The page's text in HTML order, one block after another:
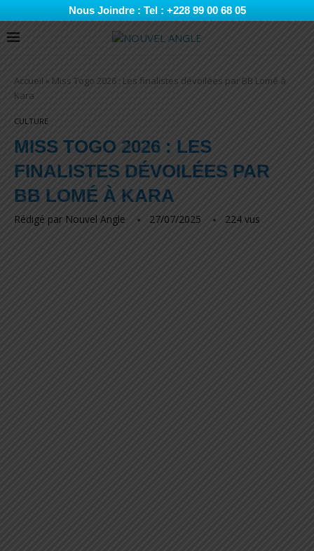
Nous Joindre : Tel : +228 99 00 68 05
Accueil » Miss Togo 2026 : Les finalistes dévoilées par BB Lomé à
Kara
CULTURE
MISS TOGO 2026 : LES
FINALISTES DÉVOILÉES PAR
BB LOMÉ À KARA
Rédigé par Nouvel Angle 27/07/2025 224 vus